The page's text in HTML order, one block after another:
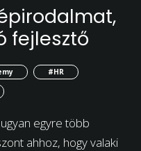
fejlesztő
#HR
egyre több
ahhoz, hogy valaki